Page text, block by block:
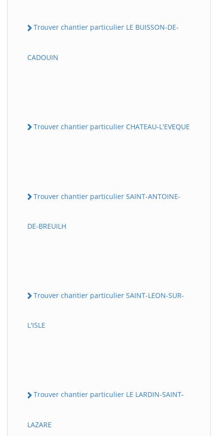
Trouver chantier particulier LE BUISSON-DE-
CADOUIN
Trouver chantier particulier CHATEAU-L'EVEQUE
Trouver chantier particulier SAINT-ANTOINE-
DE-BREUILH
Trouver chantier particulier SAINT-LEON-SUR-
L'ISLE
Trouver chantier particulier LE LARDIN-SAINT-
LAZARE